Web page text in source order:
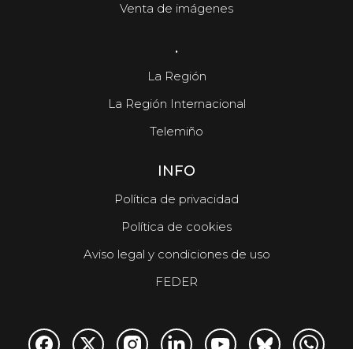
Venta de imágenes
.
La Región
La Región Internacional
Telemiño
INFO
Política de privacidad
Política de cookies
Aviso legal y condiciones de uso
FEDER